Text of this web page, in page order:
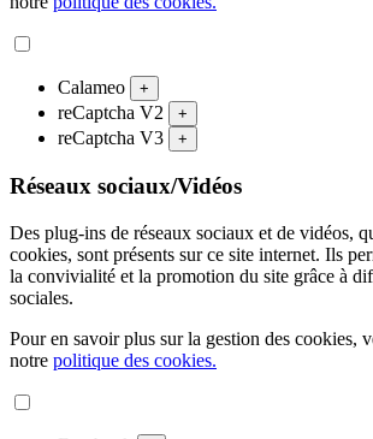
Calameo +
reCaptcha V2 +
reCaptcha V3 +
Réseaux sociaux/Vidéos
Des plug-ins de réseaux sociaux et de vidéos,
cookies, sont présents sur ce site internet. Ils
la convivialité et la promotion du site grâce à
sociales.
Pour en savoir plus sur la gestion des cookies,
notre politique des cookies.